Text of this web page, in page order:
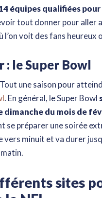
équipes qualifiées
tout donner pour aller
l’on voit des fans heureux
: le Super Bowl
une saison pour
. En général, le Super Bowl
dimanche du mois de
se préparer une soirée
vers minuit et va durer
sites